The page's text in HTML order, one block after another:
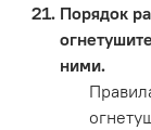
Порядок
ними.